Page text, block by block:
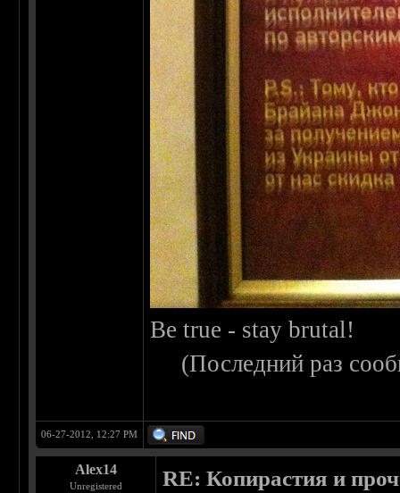
Be true - stay brutal!
(Последний раз
06-27-2012, 12:27 PM
Alex14
Unregistered RE: Копирастия и